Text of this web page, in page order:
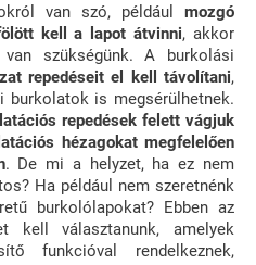
van szó, például mozgó
kell a lapot átvinni, akkor
szükségünk. A burkolási
repedéseit el kell távolítani,
burkolatok is megsérülhetnek.
repedések felett vágjuk
hézagokat megfelelően
. De mi a helyzet, ha ez nem
Ha például nem szeretnénk
burkolólapokat? Ebben az
kell választanunk, amelyek
funkcióval rendelkeznek,